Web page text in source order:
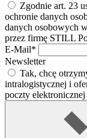
Zgodnie art. 23
ochronie danych
danych osobowych
przez firmę STILL
E-Mail*
Newsletter
Tak, chcę
intralogistycznej i
poczty elektronicznej